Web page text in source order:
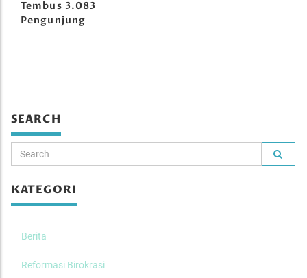
Tembus 3.083
Pengunjung
SEARCH
KATEGORI
Berita
Reformasi Birokrasi